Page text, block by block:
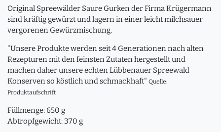
Original Spreewälder Saure Gurken der Firma Krügermann
sind kräftig gewürzt und lagern in einer leicht milchsauer
vergorenen Gewürzmischung.
"Unsere Produkte werden seit 4 Generationen nach alten
Rezepturen mit den feinsten Zutaten hergestellt und
machen daher unsere echten Lübbenauer Spreewald
Konserven so köstlich und schmackhaft" Quelle:
Produktaufschrift
Füllmenge: 650 g
Abtropfgewicht: 370 g